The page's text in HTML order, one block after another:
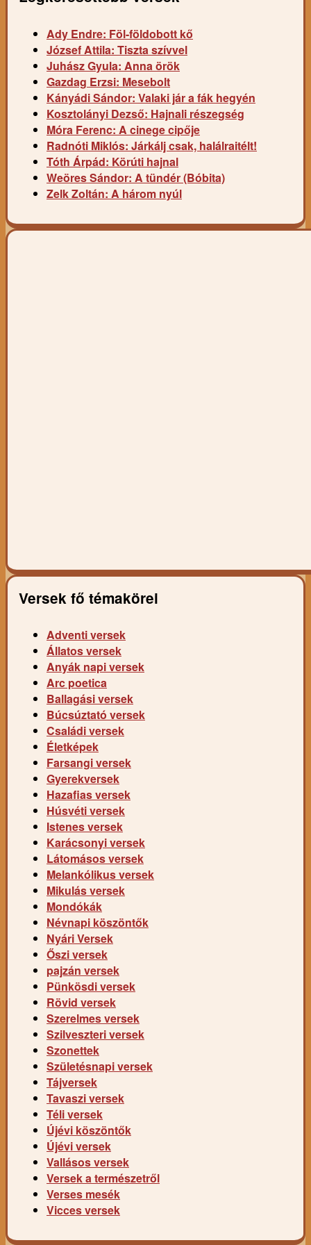
Ady Endre: Föl-földobott kő
József Attila: Tiszta szívvel
Juhász Gyula: Anna örök
Gazdag Erzsi: Mesebolt
Kányádi Sándor: Valaki jár a fák hegyén
Kosztolányi Dezső: Hajnali részegség
Móra Ferenc: A cinege cipője
Radnóti Miklós: Járkálj csak, halálraitélt!
Tóth Árpád: Körúti hajnal
Weöres Sándor: A tündér (Bóbita)
Zelk Zoltán: A három nyúl
Versek fő témakörei
Adventi versek
Állatos versek
Anyák napi versek
Arc poetica
Ballagási versek
Búcsúztató versek
Családi versek
Életképek
Farsangi versek
Gyerekversek
Hazafias versek
Húsvéti versek
Istenes versek
Karácsonyi versek
Látomásos versek
Melankólikus versek
Mikulás versek
Mondókák
Névnapi köszöntők
Nyári Versek
Őszi versek
pajzán versek
Pünkösdi versek
Rövid versek
Szerelmes versek
Szilveszteri versek
Szonettek
Születésnapi versek
Tájversek
Tavaszi versek
Téli versek
Újévi köszöntők
Újévi versek
Vallásos versek
Versek a természetről
Verses mesék
Vicces versek